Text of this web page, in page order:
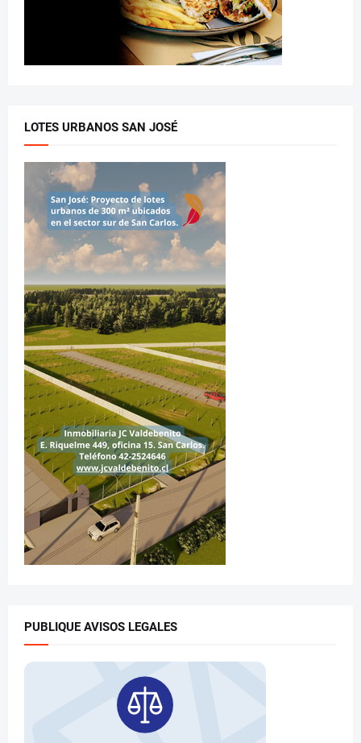
LOTES URBANOS SAN JOSÉ
PUBLIQUE AVISOS LEGALES